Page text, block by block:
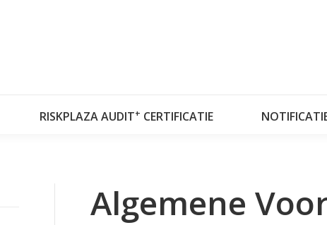
RISKPLAZA AUDIT+ CERTIFICATIE
Algemene